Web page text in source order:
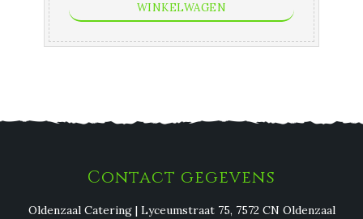
WINKELWAGEN
Contact gegevens
Oldenzaal Catering | Lyceumstraat 75, 7572 CN Oldenzaal